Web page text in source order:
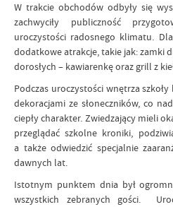
W trakcie obchodów odbyły się
zachwyciły publiczność
uroczystości radosnego klimatu.
dodatkowe atrakcje, takie jak: zamki
dorosłych – kawiarenkę oraz grill z
Podczas uroczystości wnętrza
dekoracjami ze słoneczników, co
ciepły charakter. Zwiedzający mieli
przeglądać szkolne kroniki,
a także odwiedzić specjalnie
dawnych lat.
Istotnym punktem dnia był
wszystkich zebranych gości.